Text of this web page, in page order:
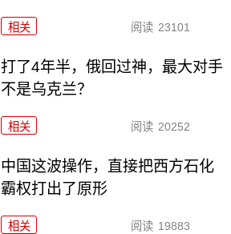
相关 阅读 23101
打了4年半，俄回过神，最大对手
不是乌克兰？
相关 阅读 20252
中国这波操作，直接把西方石化
霸权打出了原形
相关 阅读 19883